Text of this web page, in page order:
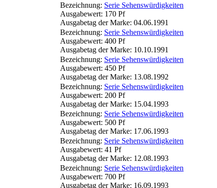
Bezeichnung: Serie Sehenswürdigkeiten
Ausgabewert: 170 Pf
Ausgabetag der Marke: 04.06.1991
Bezeichnung: Serie Sehenswürdigkeiten
Ausgabewert: 400 Pf
Ausgabetag der Marke: 10.10.1991
Bezeichnung: Serie Sehenswürdigkeiten
Ausgabewert: 450 Pf
Ausgabetag der Marke: 13.08.1992
Bezeichnung: Serie Sehenswürdigkeiten
Ausgabewert: 200 Pf
Ausgabetag der Marke: 15.04.1993
Bezeichnung: Serie Sehenswürdigkeiten
Ausgabewert: 500 Pf
Ausgabetag der Marke: 17.06.1993
Bezeichnung: Serie Sehenswürdigkeiten
Ausgabewert: 41 Pf
Ausgabetag der Marke: 12.08.1993
Bezeichnung: Serie Sehenswürdigkeiten
Ausgabewert: 700 Pf
Ausgabetag der Marke: 16.09.1993